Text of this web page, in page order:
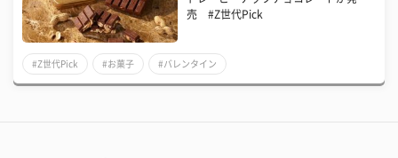
売 #Z世代Pick
#Z世代Pick #お菓子 #バレンタイン